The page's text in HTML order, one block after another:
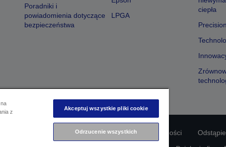
Poradniki i
powiadomienia dotyczące
bezpieczeństwa
LPGA
ciepła
Oświadczenie dotyczące prywatności
z
Akceptuj wszystkie pliki cookie
Odrzucenie wszystkich